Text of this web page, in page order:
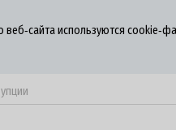
используются